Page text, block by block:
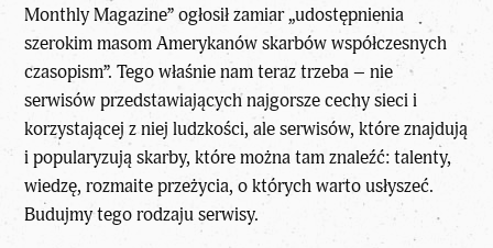
Monthly Magazine” ogłosił zamiar „udostępnienia
szerokim masom Amerykanów skarbów współczesnych
czasopism”. Tego właśnie nam teraz trzeba – nie
serwisów przedstawiających najgorsze cechy sieci i
korzystającej z niej ludzkości, ale serwisów, które znajdują
i popularyzują skarby, które można tam znaleźć: talenty,
wiedzę, rozmaite przeżycia, o których warto usłyszeć.
Budujmy tego rodzaju serwisy.